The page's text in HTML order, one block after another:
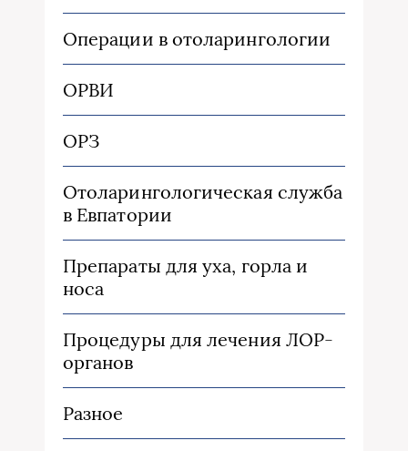
Операции в отоларингологии
ОРВИ
ОРЗ
Отоларингологическая служба
в Евпатории
Препараты для уха, горла и
носа
Процедуры для лечения ЛОР-
органов
Разное